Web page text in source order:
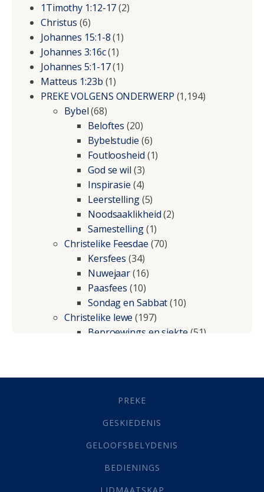
1Timothy 1:12-17(2)
Christus (6)
Johannes 15:1-8(1)
Johannes 3:16c(1)
Johannes 5:1-17(1)
Matteus 1:23b (1)
PREKE VOLGENS ONDERWERP (1,194)
Bybel(68)
Beloftes (20)
Bybelstudie (6)
Foutloosheid (1)
God se wil (3)
Inspirasie (4)
Leerstelling(5)
Noodsaaklikheid(2)
Samestelling(1)
Christelike Feesdae (70)
Kersfees (34)
Nuwejaar(16)
Paasfees (10)
Sondag en Sabbat(10)
Christelike lewe (197)
Beproewings en siekte(51)
Geestelike Groei(10)
(21)
Grys Areas(4)
Lewensdoel(3)
Selfondersoek(1)
PREKE
GESKIEDENIS
GELOOFSBELYDENIS
BEDIENINGS
LIDMAATSKAP